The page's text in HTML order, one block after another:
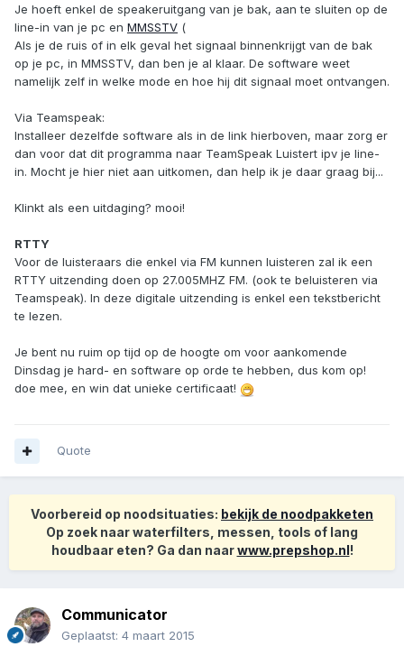
Je hoeft enkel de speakeruitgang van je bak, aan te sluiten op de
line-in van je pc en MMSSTV (
Als je de ruis of in elk geval het signaal binnenkrijgt van de bak
op je pc, in MMSSTV, dan ben je al klaar. De software weet
namelijk zelf in welke mode en hoe hij dit signaal moet ontvangen.
Via Teamspeak:
Installeer dezelfde software als in de link hierboven, maar zorg er
dan voor dat dit programma naar TeamSpeak Luistert ipv je line-
in. Mocht je hier niet aan uitkomen, dan help ik je daar graag bij...
Klinkt als een uitdaging? mooi!
RTTY
Voor de luisteraars die enkel via FM kunnen luisteren zal ik een
RTTY uitzending doen op 27.005MHZ FM. (ook te beluisteren via
Teamspeak). In deze digitale uitzending is enkel een tekstbericht
te lezen.
Je bent nu ruim op tijd op de hoogte om voor aankomende
Dinsdag je hard- en software op orde te hebben, dus kom op!
doe mee, en win dat unieke certificaat!
Quote
Voorbereid op noodsituaties: bekijk de noodpakketen
Op zoek naar waterfilters, messen, tools of lang
houdbaar eten? Ga dan naarwww.prepshop.nl!
Communicator
Geplaatst: 4 maart 2015